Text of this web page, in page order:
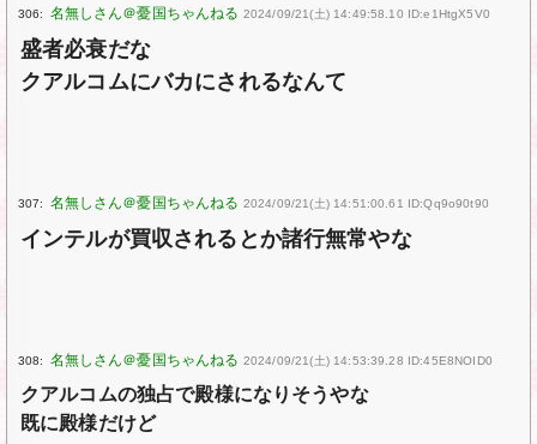
306: 2024/09/21(土) 14:49:58.10 ID:e1HtgX5V0
盛者必衰だな
クアルコムにバカにされるなんて
307: 2024/09/21(土) 14:51:00.61 ID:Qq9o90t90
インテルが買収されるとか諸行無常やな
308: 2024/09/21(土) 14:53:39.28 ID:45E8NOID0
クアルコムの独占で殿様になりそうやな
既に殿様だけど